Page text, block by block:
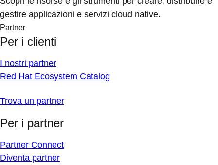
gestire applicazioni e servizi cloud native.
Partner
Per i clienti
I nostri partner
Red Hat Ecosystem Catalog
Trova un partner
Per i partner
Partner Connect
Diventa partner